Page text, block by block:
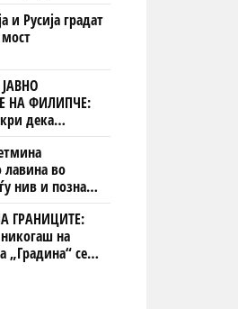
пасошот
Марковски
и Русија градат
НА ФИЛИПЧЕ:
дека
нема од
кеш
лавина во
нив и познат
ГРАНИЦИТЕ:
на
„Градина“ се